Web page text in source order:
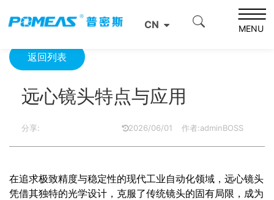
CN MENU
返回列表
远心镜头特点与应用
分享: 2026/06/01 作者:adminBOSS
在追求极致精度与稳定性的现代工业自动化领域，远心镜头
凭借其独特的光学设计，克服了传统镜头的固有局限，成为